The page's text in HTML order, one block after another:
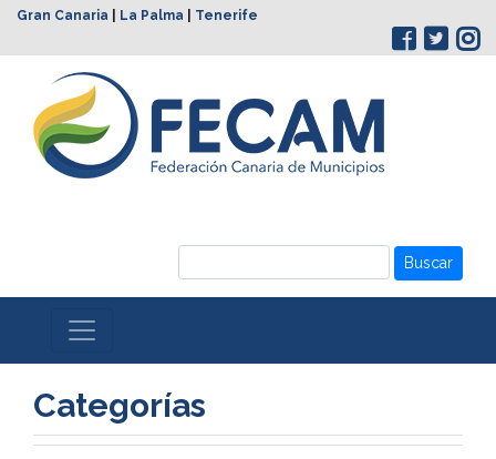
Gran Canaria La Palma Tenerife
Buscar
Categorías